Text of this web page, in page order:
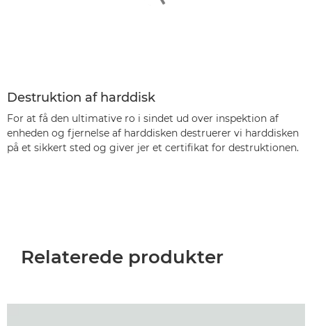
Destruktion af harddisk
For at få den ultimative ro i sindet ud over inspektion af
enheden og fjernelse af harddisken destruerer vi harddisken
på et sikkert sted og giver jer et certifikat for destruktionen.
Relaterede produkter